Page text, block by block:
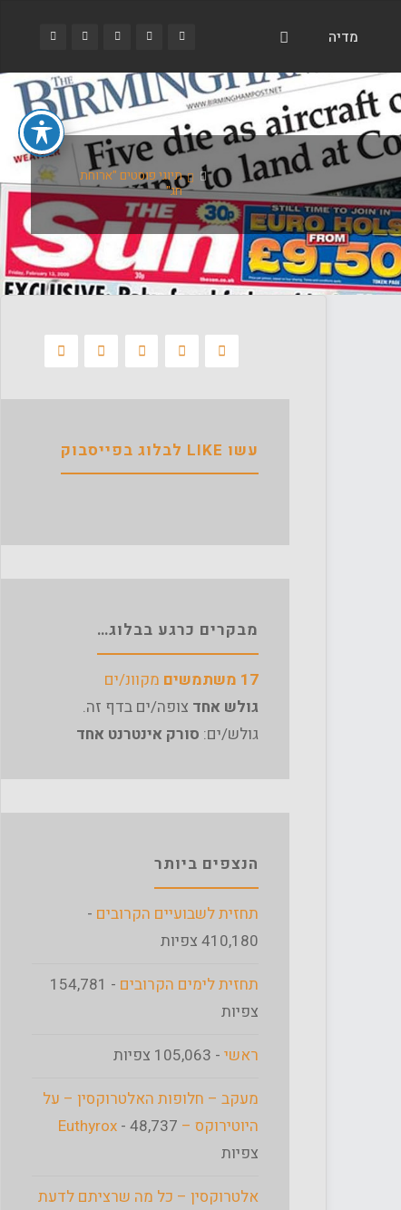
מדיה
ביתתיוגי פוסטים "ארוחת
חג"
עשו LIKE לבלוג בפייסבוק
מבקרים כרגע בבלוג…
17 משתמשים
מקוונ/ים
גולש אחד צופה/ים בדף זה.
גולש/ים: סורק אינטרנט אחד
הנצפים ביותר
תחזית לשבועיים הקרובים -
410,180 צפיות
תחזית לימים הקרובים
- 154,781
צפיות
ראשי - 105,063 צפיות
מעקב – חלופות האלטרוקסין – על
היוטירוקס – Euthyrox - 48,737
צפיות
אלטרוקסין – כל מה שרציתם לדעת